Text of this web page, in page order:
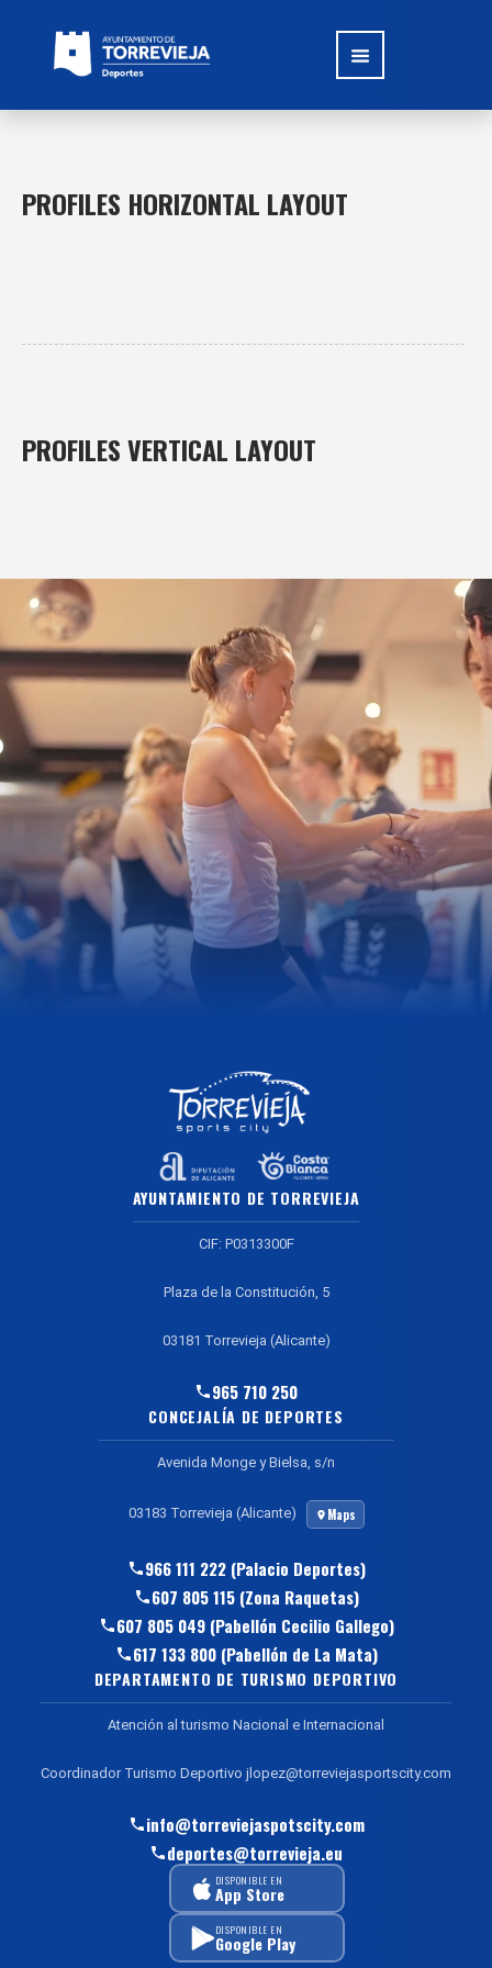
PROFILES HORIZONTAL LAYOUT
PROFILES VERTICAL LAYOUT
AYUNTAMIENTO DE TORREVIEJA
CIF: P0313300F
Plaza de la Constitución, 5
03181 Torrevieja (Alicante)
965 710 250
CONCEJALÍA DE DEPORTES
Avenida Monge y Bielsa, s/n
03183 Torrevieja (Alicante) Maps
966 111 222 (Palacio Deportes)
607 805 115 (Zona Raquetas)
607 805 049 (Pabellón Cecilio Gallego)
617 133 800 (Pabellón de La Mata)
DEPARTAMENTO DE TURISMO DEPORTIVO
Atención al turismo Nacional e Internacional
Coordinador Turismo Deportivo jlopez@torreviejasportscity.com
info@torreviejaspotscity.com
deportes@torrevieja.eu
DISPONIBLE EN
App Store
DISPONIBLE EN
Google Play